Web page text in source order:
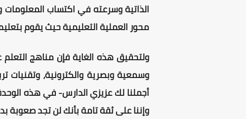
الذاتية وسرعته في اكتساب المعلومات
محور العملية التعليمية حيث يقوم
ولتحقيق هذه الغاية فإن مناهج
وسمعية وبصرية والكترونية، وتقنيات
أجملنا لك عزيزي الدارس- في هذه
وإننا على ثقة تامة بأنك لن تجد صعوبة